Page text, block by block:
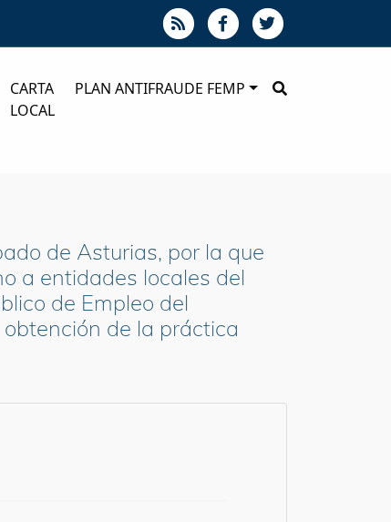
CARTA
LOCAL
PLAN ANTIFRAUDE FEMP
de Asturias, por la que
a entidades locales del
de Empleo del
de la práctica